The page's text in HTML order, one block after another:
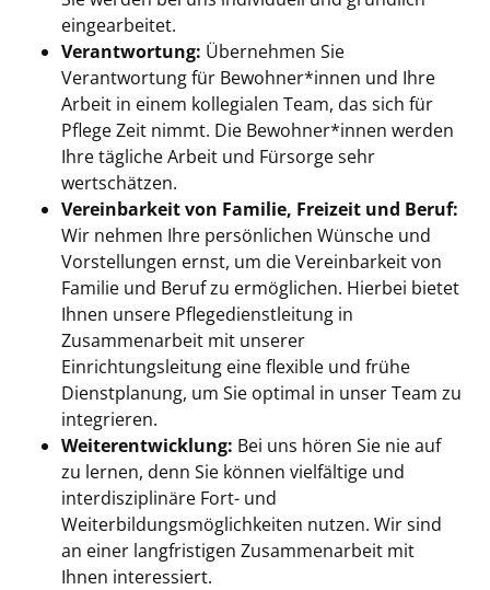
eingearbeitet.
Verantwortung: Übernehmen Sie
Verantwortung für Bewohner*innen und Ihre
Arbeit in einem kollegialen Team, das sich für
Pflege Zeit nimmt. Die Bewohner*innen werden
Ihre tägliche Arbeit und Fürsorge sehr
wertschätzen.
Vereinbarkeit von Familie, Freizeit und Beruf:
Wir nehmen Ihre persönlichen Wünsche und
Vorstellungen ernst, um die Vereinbarkeit von
Familie und Beruf zu ermöglichen. Hierbei bietet
Ihnen unsere Pflegedienstleitung in
Zusammenarbeit mit unserer
Einrichtungsleitung eine flexible und frühe
Dienstplanung, um Sie optimal in unser Team zu
integrieren.
Weiterentwicklung: Bei uns hören Sie nie auf
zu lernen, denn Sie können vielfältige und
interdisziplinäre Fort- und
Weiterbildungsmöglichkeiten nutzen. Wir sind
an einer langfristigen Zusammenarbeit mit
Ihnen interessiert.